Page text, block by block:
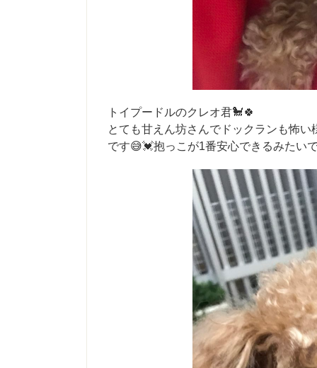
トイプードルのクレオ君🐩🍀
とても甘えん坊さんでドックランも怖
です😅💓抱っこが1番安心できるみたい